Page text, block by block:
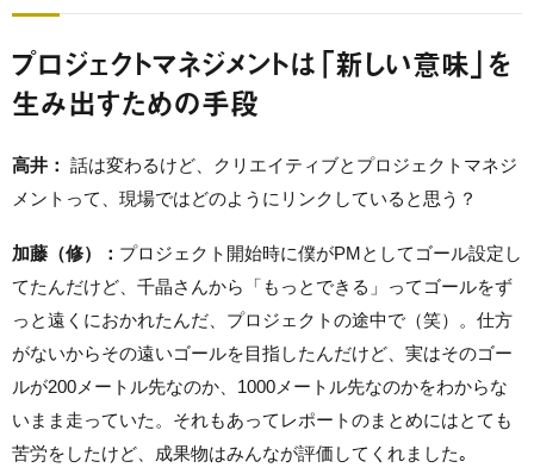
プロジェクトマネジメントは「新しい意味」を
生み出すための手段
高井： 話は変わるけど、クリエイティブとプロジェクトマネジ
メントって、現場ではどのようにリンクしていると思う？
加藤（修）： プロジェクト開始時に僕がPMとしてゴール設定し
てたんだけど、千晶さんから「もっとできる」ってゴールをず
っと遠くにおかれたんだ、プロジェクトの途中で（笑）。仕方
がないからその遠いゴールを目指したんだけど、実はそのゴー
ルが200メートル先なのか、1000メートル先なのかをわからな
いまま走っていた。それもあってレポートのまとめにはとても
苦労をしたけど、成果物はみんなが評価してくれました｡